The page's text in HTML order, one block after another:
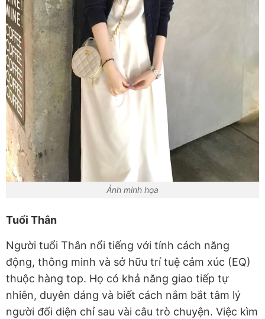
Ảnh minh họa
Tuổi Thân
Người tuổi Thân nổi tiếng với tính cách năng
động, thông minh và sở hữu trí tuệ cảm xúc (EQ)
thuộc hàng top. Họ có khả năng giao tiếp tự
nhiên, duyên dáng và biết cách nắm bắt tâm lý
người đối diện chỉ sau vài câu trò chuyện. Việc kìm